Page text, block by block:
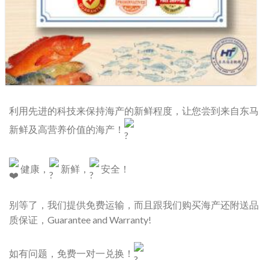
利用先进的科技来保持海产的新鲜程度，让您尝到来自东马
新鲜及高营养价值的海产！
健康， 新鲜， 安全！
别等了，我们提供免费运输，而且跟我们购买海产还附送品
质保证，Guarantee and Warranty!
如有问题，免费一对一兑换！